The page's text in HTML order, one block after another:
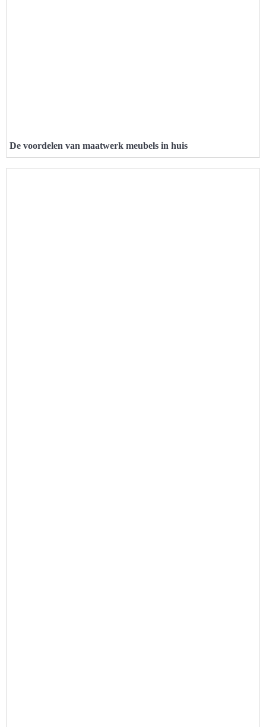
De voordelen van maatwerk meubels in huis